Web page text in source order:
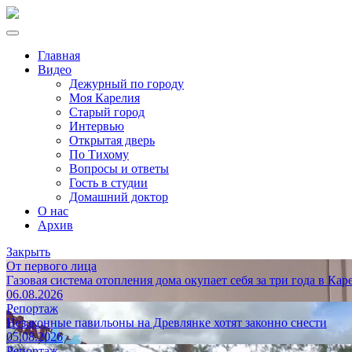
Главная
Видео
Дежурный по городу
Моя Карелия
Старый город
Интервью
Открытая дверь
По Тихому
Вопросы и ответы
Гость в студии
Домашний доктор
О нас
Архив
Закрыть
От первого лица
Газовая система отопления дома окупает себя за три года в
06.08.2026
Репортаж
Незаконные павильоны на Древлянке хотят законно снести
05.08.2026